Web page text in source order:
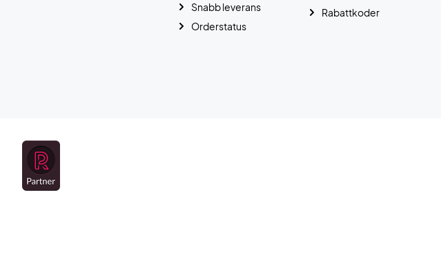
Snabb leverans
Orderstatus
Rabattkoder